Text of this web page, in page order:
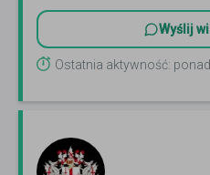
Wyślij
Ostatnia aktywność: